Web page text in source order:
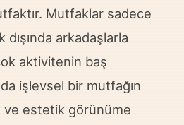
Mutfaklar sadece
dışında arkadaşlarla
aktivitenin baş
da işlevsel bir mutfağın
ve estetik görünüme